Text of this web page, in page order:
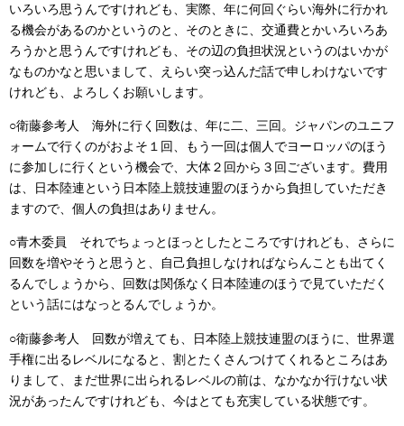
いろいろ思うんですけれども、実際、年に何回ぐらい海外に行かれ
る機会があるのかというのと、そのときに、交通費とかいろいろあ
ろうかと思うんですけれども、その辺の負担状況というのはいかが
なものかなと思いまして、えらい突っ込んだ話で申しわけないです
けれども、よろしくお願いします。
○衛藤参考人 海外に行く回数は、年に二、三回。ジャパンのユニフ
ォームで行くのがおよそ１回、もう一回は個人でヨーロッパのほう
に参加しに行くという機会で、大体２回から３回ございます。費用
は、日本陸連という日本陸上競技連盟のほうから負担していただき
ますので、個人の負担はありません。
○青木委員 それでちょっとほっとしたところですけれども、さらに
回数を増やそうと思うと、自己負担しなければならんことも出てく
るんでしょうから、回数は関係なく日本陸連のほうで見ていただく
という話にはなっとるんでしょうか。
○衛藤参考人 回数が増えても、日本陸上競技連盟のほうに、世界選
手権に出るレベルになると、割とたくさんつけてくれるところはあ
りまして、まだ世界に出られるレベルの前は、なかなか行けない状
況があったんですけれども、今はとても充実している状態です。